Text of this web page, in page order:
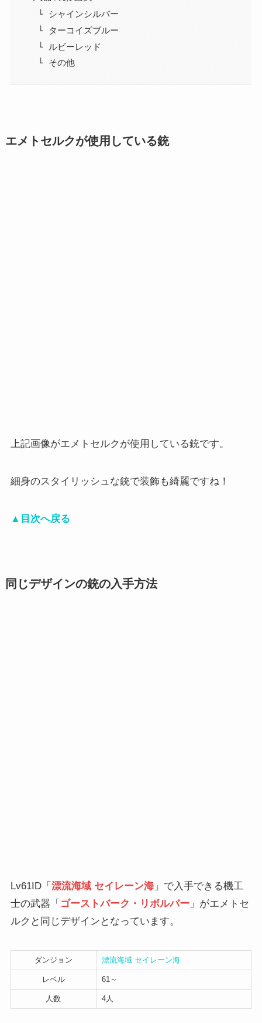
シャインシルバー
ターコイズブルー
ルビーレッド
その他
エメトセルクが使用している銃
上記画像がエメトセルクが使用している銃です。
細身のスタイリッシュな銃で装飾も綺麗ですね！
▲目次へ戻る
同じデザインの銃の入手方法
Lv61ID「 漂流海域 セイレーン海」で入手できる機工
士の武器「 ゴーストバーク・リボルバー」がエメトセ
ルクと同じデザインとなっています。
ダンジョン 漂流海域 セイレーン海
レベル 61～
人数 4人